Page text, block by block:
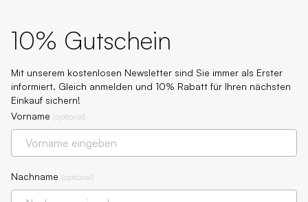
10% Gutschein
Mit unserem kostenlosen Newsletter sind Sie immer als Erster
informiert. Gleich anmelden und 10% Rabatt für Ihren nächsten
Einkauf sichern!
Vorname (optional)
Nachname (optional)